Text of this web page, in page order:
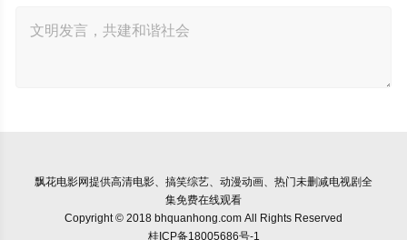
飘花电影网提供高清电影、搞笑综艺、动漫动画、热门未删减电视剧全
集免费在线观看
Copyright © 2018 bhquanhong.com All Rights Reserved
桂ICP备18005686号-1